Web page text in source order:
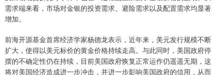
需求端来看，市场对金银的投资需求、避险需求以及配置需求均显著
增加。
前海开源基金首席经济学家杨德龙表示，近年来，美元发行规模不断
扩大，使得以美元标价的黄金价格持续走高。与此同时，美国政府停
摆的不确定性仍在持续，目前美国政府恢复正常运作仍遥遥无期，这
将对美国经济造成进一步冲击，并进一步影响美国政府的信用，从而